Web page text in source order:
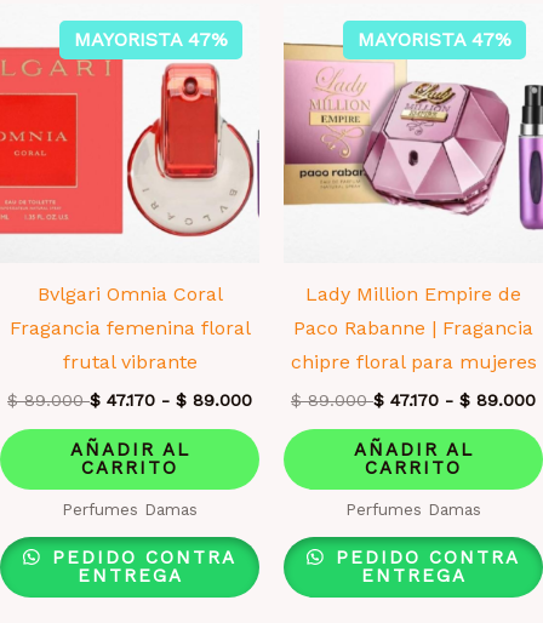
MAYORISTA 47%
Bvlgari Omnia Coral
Fragancia femenina floral
frutal vibrante
$89.000 $ 47.170 - $ 89.000
AÑADIR AL
CARRITO
Perfumes Damas
PEDIDO CONTRA
ENTREGA
MAYORISTA 47%
Lady Million Empire de
Paco Rabanne | Fragancia
chipre floral para mujeres
$89.000 $ 47.170 - $ 89.000
AÑADIR AL
CARRITO
Perfumes Damas
PEDIDO CONTRA
ENTREGA